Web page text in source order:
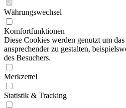
Währungswechsel
Komfortfunktionen
Diese Cookies werden genutzt um
ansprechender zu gestalten,
des Besuchers.
Merkzettel
Statistik & Tracking